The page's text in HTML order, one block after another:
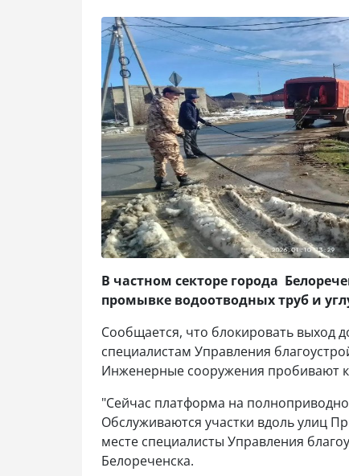
В частном секторе города
промывке водоотводных труб и
Сообщается, что блокировать выход
специалистам Управления
Инженерные сооружения пробивают
"Сейчас платформа на
Обслуживаются участки вдоль улиц
месте специалисты Управления
Белореченска.